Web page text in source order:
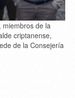
miembros de la
criptanense,
de la Consejería